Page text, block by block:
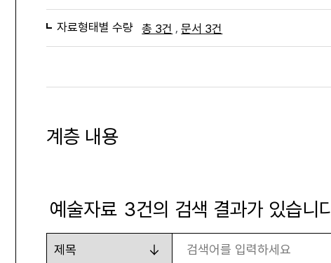
자료형태별 수량 총 3건 ,문서 3건
계층 내용
예술자료 3건의 검색 결과가 있습니
검색